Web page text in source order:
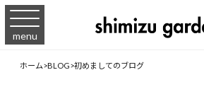
menu
ホーム>BLOG>初めましてのブログ